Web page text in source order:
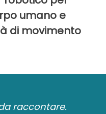
umano e
di movimento
raccontare.